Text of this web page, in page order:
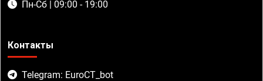
Пн-Сб | 09:00 - 19:00
Контакты
Telegram: EuroCT_bot